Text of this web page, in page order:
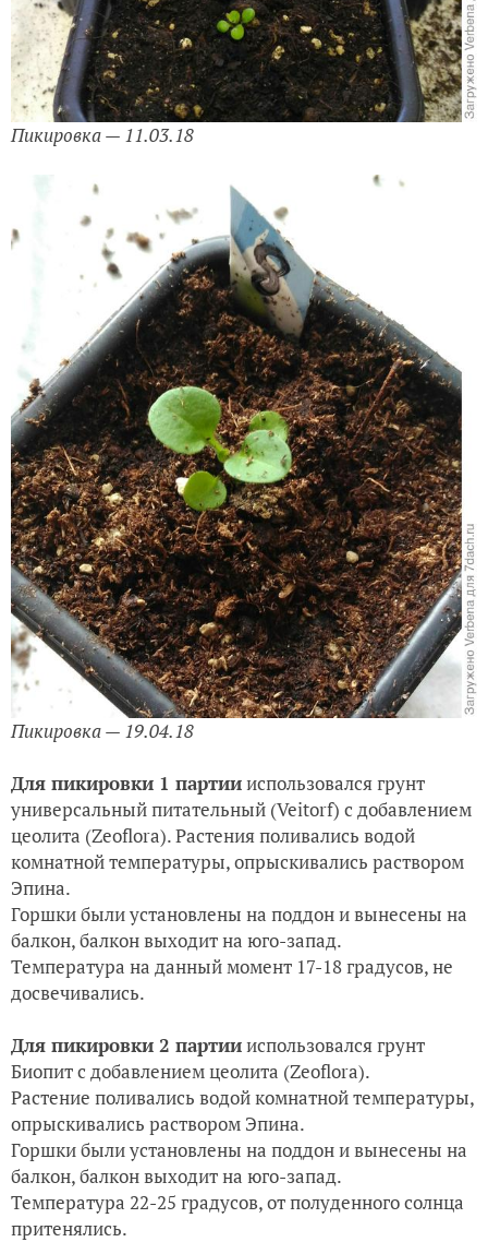
Пикировка — 11.03.18
Пикировка — 19.04.18
Для пикировки 1 партиииспользовался грунт
универсальный питательный (Veitorf) c добавлением
цеолита (Zeoflora).Растения поливались водой
комнатной температуры, опрыскивались раствором
Эпина.
Горшки были установлены на поддон и вынесены на
балкон, балкон выходит на юго-запад.
Температура на данный момент 17-18 градусов, не
досвечивались.
Для пикировки 2 партиииспользовался грунт
Биопит c добавлением цеолита (Zeoflora).
Растение поливались водой комнатной температуры,
опрыскивались раствором Эпина.
Горшки были установлены на поддон и вынесены на
балкон, балкон выходит на юго-запад.
Температура 22-25 градусов, от полуденного солнца
притенялись.